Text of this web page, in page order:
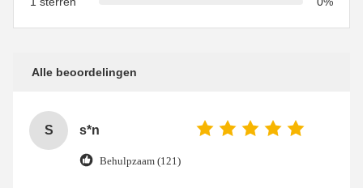
Alle beoordelingen
S s*n
Behulpzaam (121)